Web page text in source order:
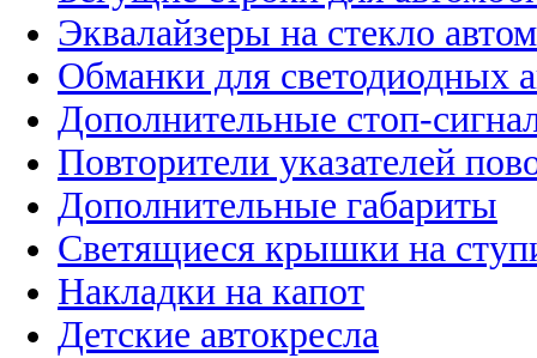
Эквалайзеры на стекло
Обманки для светодиодных
Дополнительные стоп-
Повторители указателей
Дополнительные габариты
Светящиеся крышки на
Накладки на капот
Детские автокресла